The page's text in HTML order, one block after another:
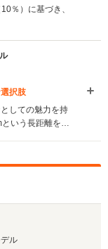
％）に基づき、
択肢
しての魅力を持
いう長距離を実
ハイブリッドドラ
イブモードを搭
自動選択する。
ステムを採用し
いる。
ル